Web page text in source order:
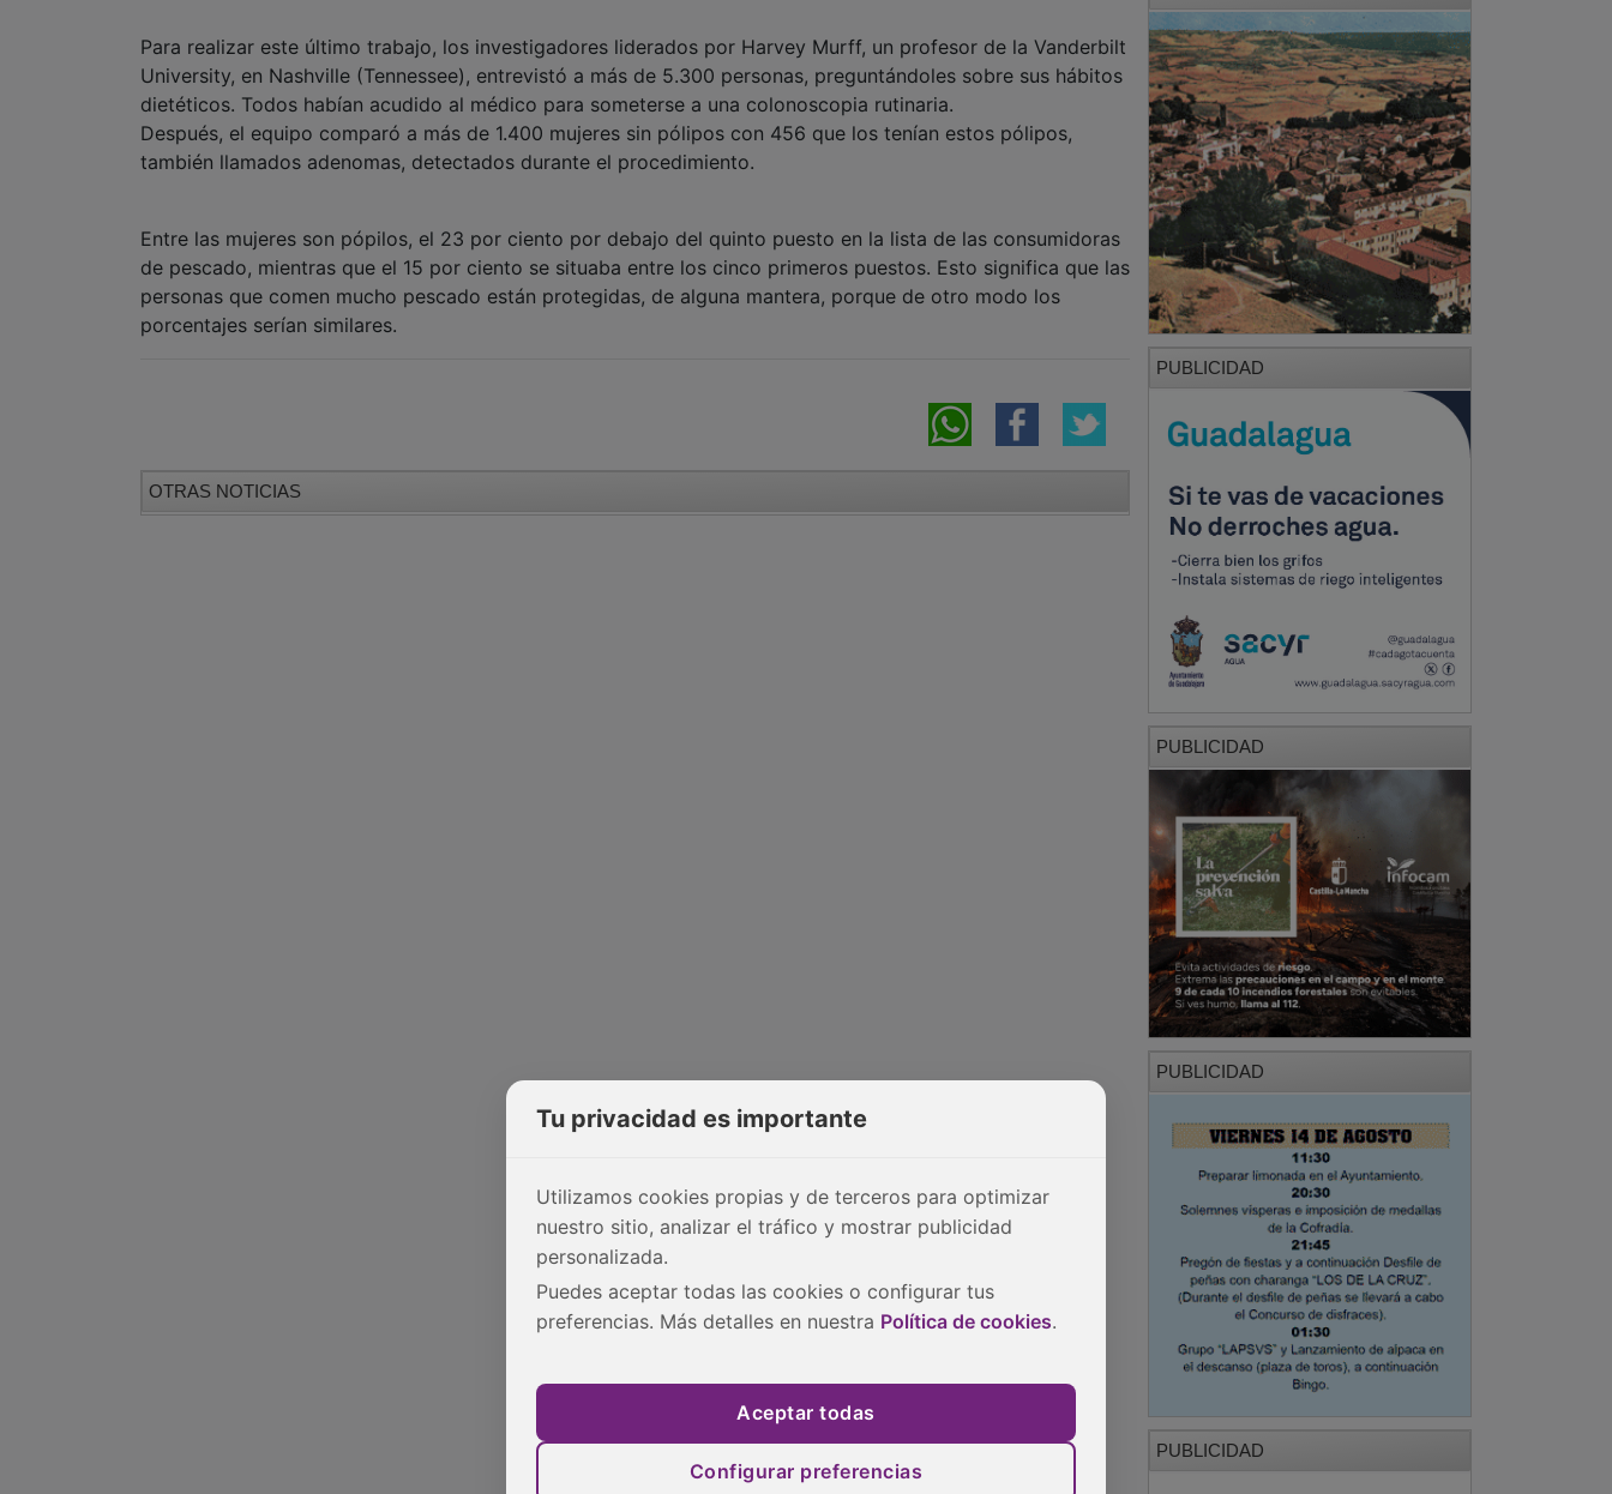
Para realizar este último trabajo, los investigadores liderados por Harvey Murff, un profesor de la Vanderbilt
University, en Nashville (Tennessee), entrevistó a más de 5.300 personas, preguntándoles sobre sus hábitos
dietéticos. Todos habían acudido al médico para someterse a una colonoscopia rutinaria.
Después, el equipo comparó a más de 1.400 mujeres sin pólipos con 456 que los tenían estos pólipos,
también llamados adenomas, detectados durante el procedimiento.
Entre las mujeres son pópilos, el 23 por ciento por debajo del quinto puesto en la lista de las consumidoras
de pescado, mientras que el 15 por ciento se situaba entre los cinco primeros puestos. Esto significa que las
personas que comen mucho pescado están protegidas, de alguna mantera, porque de otro modo los
porcentajes serían similares.
OTRAS NOTICIAS
PUBLICIDAD
PUBLICIDAD
PUBLICIDAD
PUBLICIDAD
Tu privacidad es importante
Utilizamos cookies propias y de terceros para optimizar
nuestro sitio, analizar el tráfico y mostrar publicidad
personalizada.
Puedes aceptar todas las cookies o configurar tus
preferencias. Más detalles en nuestra Política de cookies.
Aceptar todas
Configurar preferencias